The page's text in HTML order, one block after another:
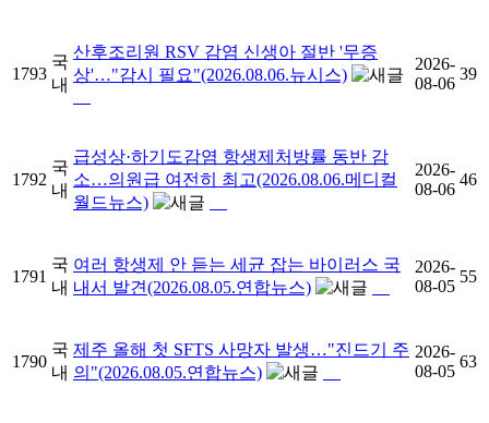
1793
국
내
산후조리원 RSV 감염 신생아 절반 '무증
상'…"감시 필요"(2026.08.06.뉴시스)
2026-
08-06
39
1792
국
내
급성상·하기도감염 항생제처방률 동반 감
소…의원급 여전히 최고(2026.08.06.메디컬
월드뉴스)
2026-
08-06
46
1791
국
내
여러 항생제 안 듣는 세균 잡는 바이러스 국
내서 발견(2026.08.05.연합뉴스)
2026-
08-05
55
1790
국
내
제주 올해 첫 SFTS 사망자 발생…"진드기 주
의"(2026.08.05.연합뉴스)
2026-
08-05
63